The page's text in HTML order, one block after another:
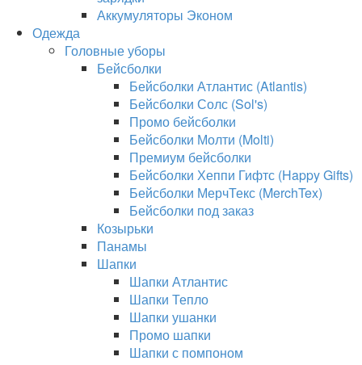
Аккумуляторы Эконом
Одежда
Головные уборы
Бейсболки
Бейсболки Атлантис (Atlantis)
Бейсболки Солс (Sol's)
Промо бейсболки
Бейсболки Молти (Molti)
Премиум бейсболки
Бейсболки Хеппи Гифтс (Happy Gifts)
Бейсболки МерчТекс (MerchTex)
Бейсболки под заказ
Козырьки
Панамы
Шапки
Шапки Атлантис
Шапки Тепло
Шапки ушанки
Промо шапки
Шапки с помпоном